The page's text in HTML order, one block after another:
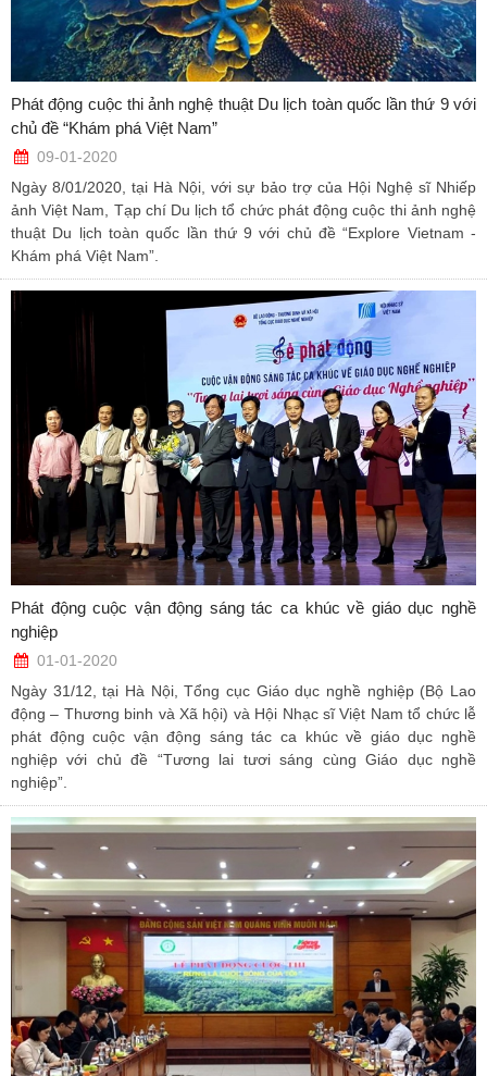
Phát động cuộc thi ảnh nghệ thuật Du lịch toàn quốc lần thứ 9 với
chủ đề “Khám phá Việt Nam”
09-01-2020
Ngày 8/01/2020, tại Hà Nội, với sự bảo trợ của Hội Nghệ sĩ Nhiếp
ảnh Việt Nam, Tạp chí Du lịch tổ chức phát động cuộc thi ảnh nghệ
thuật Du lịch toàn quốc lần thứ 9 với chủ đề “Explore Vietnam -
Khám phá Việt Nam”.
Phát động cuộc vận động sáng tác ca khúc về giáo dục nghề
nghiệp
01-01-2020
Ngày 31/12, tại Hà Nội, Tổng cục Giáo dục nghề nghiệp (Bộ Lao
động – Thương binh và Xã hội) và Hội Nhạc sĩ Việt Nam tổ chức lễ
phát động cuộc vận động sáng tác ca khúc về giáo dục nghề
nghiệp với chủ đề “Tương lai tươi sáng cùng Giáo dục nghề
nghiệp”.